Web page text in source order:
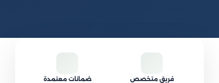
فريق متخصص ضمانات معتمدة